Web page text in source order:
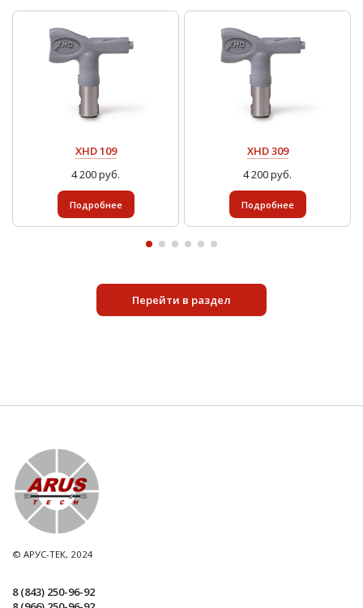
XHD 109
4 200 руб.
Подробнее
XHD 309
4 200 руб.
Подробнее
Перейти в раздел
© АРУС-ТЕК, 2024
8 (843) 250-96-92